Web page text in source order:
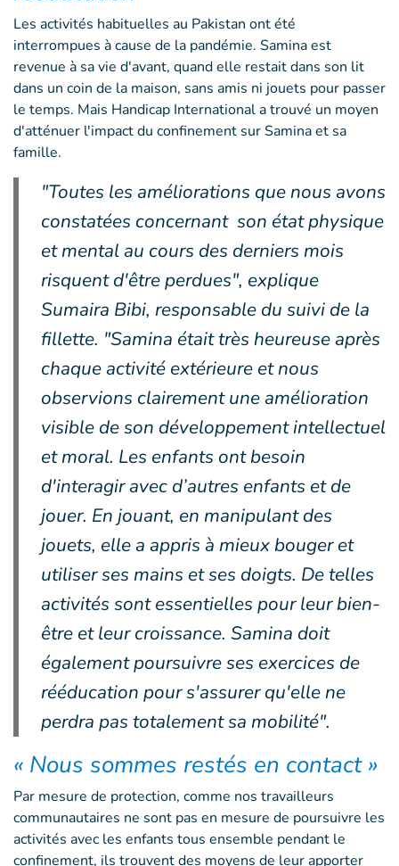
Les activités habituelles au Pakistan ont été
interrompues à cause de la pandémie. Samina est
revenue à sa vie d'avant, quand elle restait dans son lit
dans un coin de la maison, sans amis ni jouets pour passer
le temps. Mais Handicap International a trouvé un moyen
d'atténuer l'impact du confinement sur Samina et sa
famille.
"Toutes les améliorations que nous avons
constatées concernant son état physique
et mental au cours des derniers mois
risquent d'être perdues", explique
Sumaira Bibi, responsable du suivi de la
fillette. "Samina était très heureuse après
chaque activité extérieure et nous
observions clairement une amélioration
visible de son développement intellectuel
et moral. Les enfants ont besoin
d'interagir avec d’autres enfants et de
jouer. En jouant, en manipulant des
jouets, elle a appris à mieux bouger et
utiliser ses mains et ses doigts. De telles
activités sont essentielles pour leur bien-
être et leur croissance. Samina doit
également poursuivre ses exercices de
rééducation pour s'assurer qu'elle ne
perdra pas totalement sa mobilité".
« Nous sommes restés en contact »
Par mesure de protection, comme nos travailleurs
communautaires ne sont pas en mesure de poursuivre les
activités avec les enfants tous ensemble pendant le
confinement, ils trouvent des moyens de leur apporter